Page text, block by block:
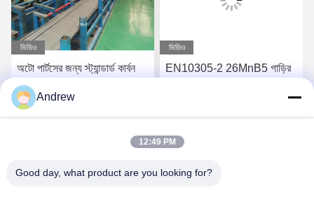
ভিডিও
অটো পার্টসের জন্য স্ট্যান্ডার্ড কার্বন
খাদ ইস্পাত EN 10305-2
ভিডিও
EN10305-2 26MnB5 গাড়ির
Andrew
12:49 PM
Good day, what product are you looking for?